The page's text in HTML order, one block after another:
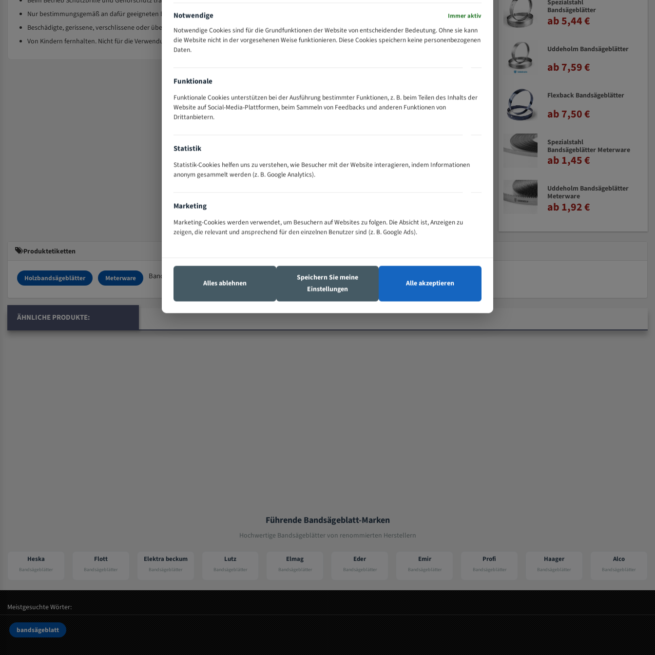
Nur bestimmungsgemäß an dafür geeigneten Bandsägemaschinen und im angegebenen Maß- bzw. Drehzahlbereich einsetzen.
Beschädigte, gerissene, verschlissene oder überhitzte Sägebänder nicht verwenden.
Von Kindern fernhalten. Nicht für die Verwendung durch Kinder bestimmt.
Spezialstahl
Bandsägeblätter
ab 5,44 €
Uddeholm Bandsägeblätter
ab 7,59 €
Flexback Bandsägeblätter
ab 7,50 €
Spezialstahl
Bandsägeblätter Meterware
ab 1,45 €
Uddeholm Bandsägeblätter
Meterware
ab 1,92 €
Produktetiketten
Holzbandsägeblätter Meterware Bandmesser
ÄHNLICHE PRODUKTE:
Führende Bandsägeblatt-Marken
Hochwertige Bandsägeblätter von renommierten Herstellern
Heska
Bandsägeblätter
Flott
Bandsägeblätter
Elektra beckum
Bandsägeblätter
Lutz
Bandsägeblätter
Elmag
Bandsägeblätter
Eder
Bandsägeblätter
Emir
Bandsägeblätter
Profi
Bandsägeblätter
Haager
Bandsägeblätter
Alco
Bandsägeblätter
Meistgesuchte Wörter:
bandsägeblatt
Notwendige Immer aktiv
Notwendige Cookies sind für die Grundfunktionen der Website von entscheidender Bedeutung. Ohne sie kann
die Website nicht in der vorgesehenen Weise funktionieren. Diese Cookies speichern keine personenbezogenen
Daten.
Funktionale
Funktionale Cookies unterstützen bei der Ausführung bestimmter Funktionen, z. B. beim Teilen des Inhalts der
Website auf Social-Media-Plattformen, beim Sammeln von Feedbacks und anderen Funktionen von
Drittanbietern.
Statistik
Statistik-Cookies helfen uns zu verstehen, wie Besucher mit der Website interagieren, indem Informationen
anonym gesammelt werden (z. B. Google Analytics).
Marketing
Marketing-Cookies werden verwendet, um Besuchern auf Websites zu folgen. Die Absicht ist, Anzeigen zu
zeigen, die relevant und ansprechend für den einzelnen Benutzer sind (z. B. Google Ads).
Alles ablehnen
Speichern Sie meine
Einstellungen
Alle akzeptieren